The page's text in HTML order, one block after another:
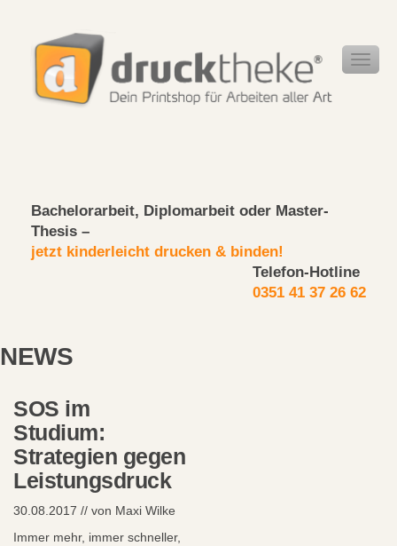
Bachelorarbeit, Diplomarbeit oder Master-
Thesis –
jetzt kinderleicht drucken & binden!
Telefon-Hotline
0351 41 37 26 62
NEWS
SOS im
Studium:
Strategien gegen
Leistungsdruck
30.08.2017 // von Maxi Wilke
Immer mehr, immer schneller,